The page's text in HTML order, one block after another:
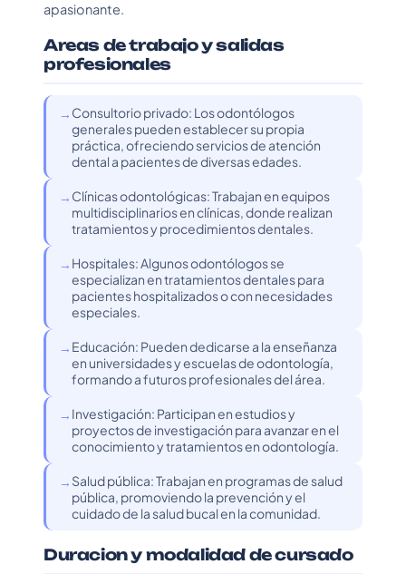
apasionante.
Areas de trabajo y salidas
profesionales
Consultorio privado: Los odontólogos
generales pueden establecer su propia
práctica, ofreciendo servicios de atención
dental a pacientes de diversas edades.
Clínicas odontológicas: Trabajan en equipos
multidisciplinarios en clínicas, donde realizan
tratamientos y procedimientos dentales.
Hospitales: Algunos odontólogos se
especializan en tratamientos dentales para
pacientes hospitalizados o con necesidades
especiales.
Educación: Pueden dedicarse a la enseñanza
en universidades y escuelas de odontología,
formando a futuros profesionales del área.
Investigación: Participan en estudios y
proyectos de investigación para avanzar en el
conocimiento y tratamientos en odontología.
Salud pública: Trabajan en programas de salud
pública, promoviendo la prevención y el
cuidado de la salud bucal en la comunidad.
Duracion y modalidad de cursado